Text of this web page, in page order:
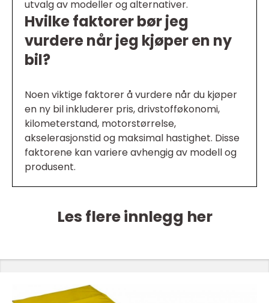
utvalg av modeller og alternativer.
Hvilke faktorer bør jeg
vurdere når jeg kjøper en ny
bil?
Noen viktige faktorer å vurdere når du kjøper
en ny bil inkluderer pris, drivstofføkonomi,
kilometerstand, motorstørrelse,
akselerasjonstid og maksimal hastighet. Disse
faktorene kan variere avhengig av modell og
produsent.
Les flere innlegg her